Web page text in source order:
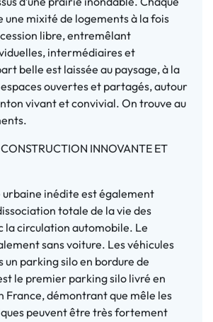
une mixité de logements à la fois
libre, entremêlant
intermédiaires et
belle est laissée au paysage, à la
ouvertes et partagés, autour
vivant et convivial. On trouve au
INNOVANTE ET
inédite est également
totale de la vie des
la circulation automobile. Le
sans voiture. Les véhicules
un parking silo en bordure de
le premier parking silo livré en
France, démontrant que mêle les
peuvent être très fortement